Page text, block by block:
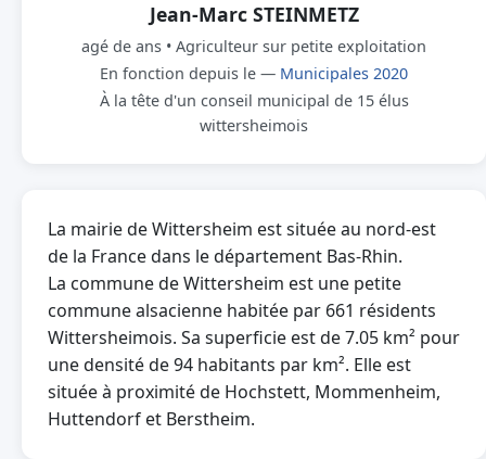
Jean-Marc STEINMETZ
agé de ans • Agriculteur sur petite exploitation
En fonction depuis le — Municipales 2020
À la tête d'un conseil municipal de 15 élus
wittersheimois
La mairie de Wittersheim est située au nord-est
de la France dans le département Bas-Rhin.
La commune de Wittersheim est une petite
commune alsacienne habitée par 661 résidents
Wittersheimois. Sa superficie est de 7.05 km² pour
une densité de 94 habitants par km². Elle est
située à proximité de Hochstett, Mommenheim,
Huttendorf et Berstheim.